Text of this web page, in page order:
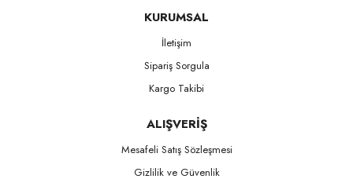
KURUMSAL
İletişim
Sipariş Sorgula
Kargo Takibi
ALIŞVERİŞ
Mesafeli Satış Sözleşmesi
Gizlilik ve Güvenlik